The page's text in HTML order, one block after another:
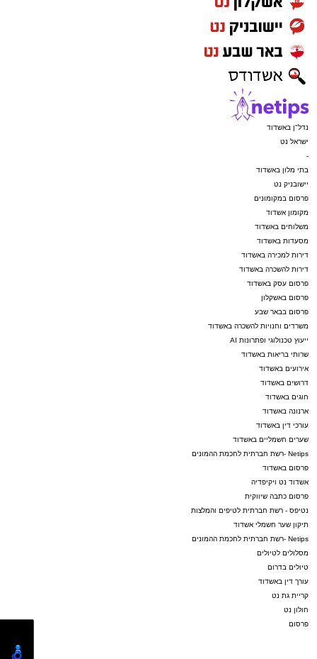
נדל"ן באשדוד
ישראל נט
-
בתי מלון באשדוד
יישובניק נט
פרסום במקומונים
מקומון אשדוד
משלוחים באשדוד
מסעדות באשדוד
דירות למכירה באשדוד
דירות להשכרה באשדוד
פרסום עסק באשדוד
פרסום באשקלון
פרסום בבאר שבע
משרדים וחנויות להשכרה באשדוד
ייעוץ טכנולוגי ופתרונות AI
שרותי בריאות באשדוד
אירועים באשדוד
דרושים באשדוד
חוגים באשדוד
ארנונה באשדוד
עורכי דין באשדוד
שערים חשמליים באשדוד
Netips -רשת חברתית לחכמת ההמונים
פרסום באשדוד
אשדוד נט ויקיפדיה
פרסום כתבה שיווקית
נטיפס - רשת חברתית לטיפים והמלצות
תיקון שער חשמלי אשדוד
Netips -רשת חברתית לחכמת ההמונים
מסלולים לטיולים
טיולים בדרום
עורך דין באשדוד
קריית גת נט
חולון נט
פרסום